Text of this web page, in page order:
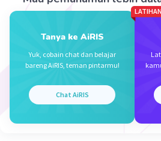
Jadi, banyak bidang tegak
adalah 6 buah.
Tanya ke AiRIS
Yuk, cobain chat dan belajar
bareng AiRIS, teman pintarmu!
Chat AiRIS